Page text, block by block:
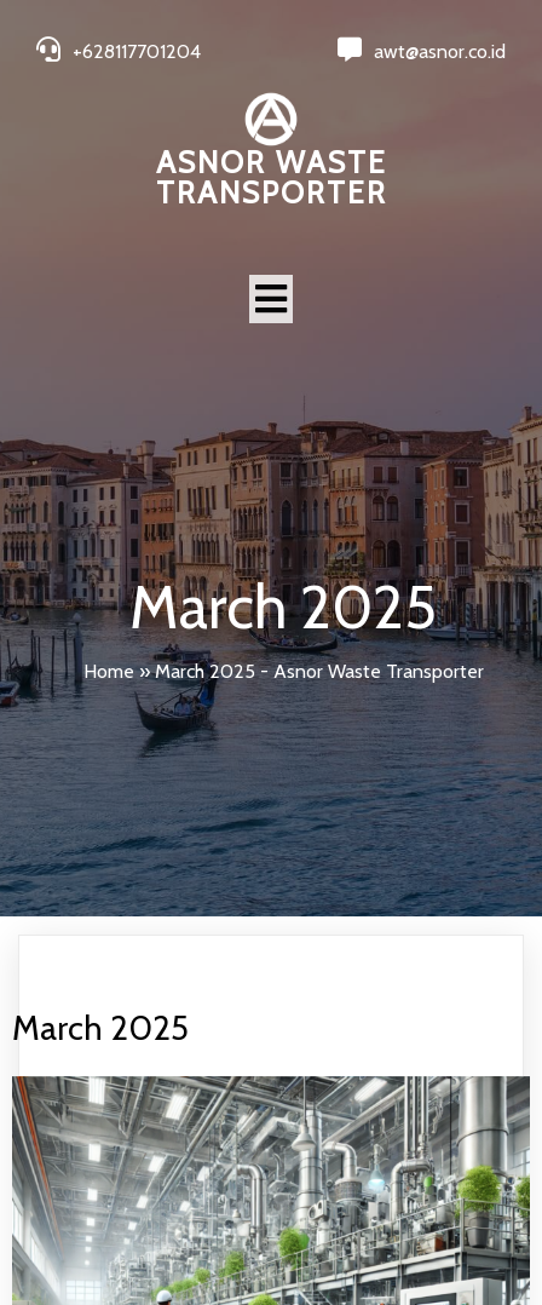
+628117701204 awt@asnor.co.id
ASNOR WASTE
TRANSPORTER
March 2025
Home»March 2025 - Asnor Waste Transporter
March 2025